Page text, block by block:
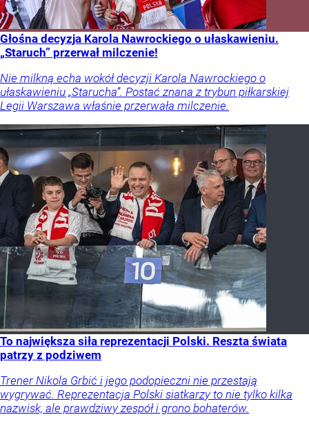
Głośna decyzja Karola Nawrockiego o ułaskawieniu.
„Staruch” przerwał milczenie!
Nie milkną echa wokół decyzji Karola Nawrockiego o
ułaskawieniu „Starucha”. Postać znana z trybun piłkarskiej
Legii Warszawa właśnie przerwała milczenie.
To największa siła reprezentacji Polski. Reszta świata
patrzy z podziwem
Trener Nikola Grbić i jego podopieczni nie przestają
wygrywać. Reprezentacja Polski siatkarzy to nie tylko kilka
nazwisk, ale prawdziwy zespół i grono bohaterów.